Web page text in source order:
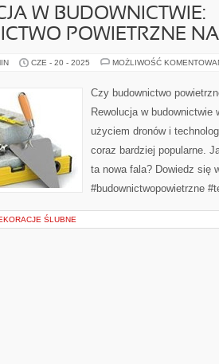
W BUDOWNICTWIE:
POWIETRZNE
CZE - 20 - 2025 MOŻLIWOŚĆ
Czy budownictwo
Rewolucja w budownictwie
użyciem dronów i
coraz bardziej popularne.
ta nowa fala? Dowiedz się
#budownictwopowietrzne
ŚLUBNE